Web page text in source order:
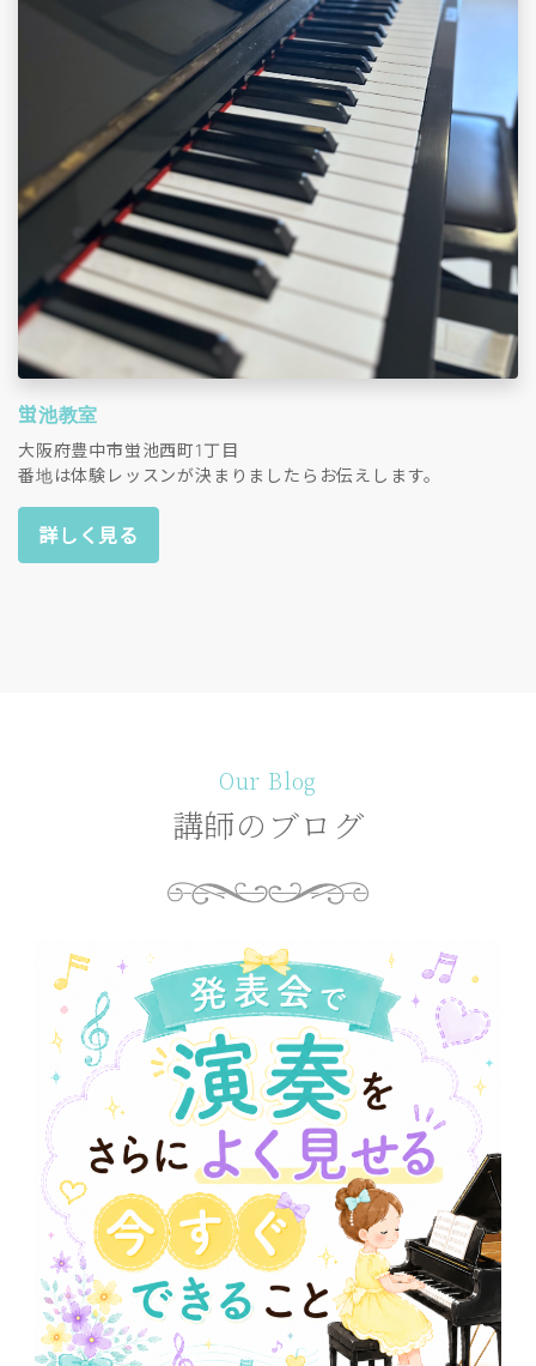
蛍池教室
大阪府豊中市蛍池西町1丁目
番地は体験レッスンが決まりましたらお伝えします。
詳しく見る
Our Blog
講師のブログ